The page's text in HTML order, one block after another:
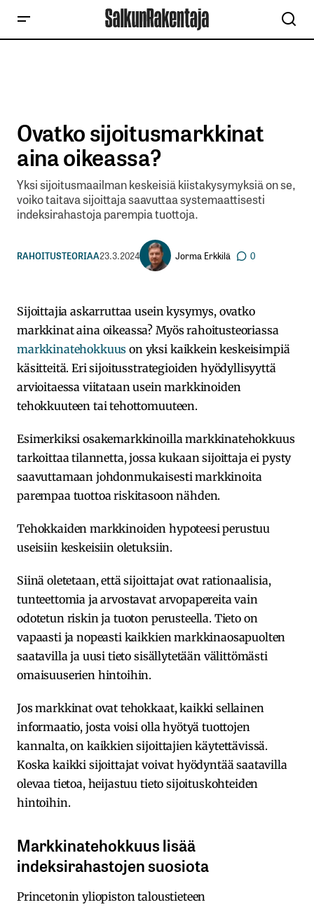
Ovatko sijoitusmarkkinat
aina oikeassa?
Yksi sijoitusmaailman keskeisiä kiistakysymyksiä on se,
voiko taitava sijoittaja saavuttaa systemaattisesti
indeksirahastoja parempia tuottoja.
RAHOITUSTEORIAA23.3.2024 Jorma Erkkilä 0
Sijoittajia askarruttaa usein kysymys, ovatko
markkinat aina oikeassa? Myös rahoitusteoriassa
markkinatehokkuus on yksi kaikkein keskeisimpiä
käsitteitä. Eri sijoitusstrategioiden hyödyllisyyttä
arvioitaessa viitataan usein markkinoiden
tehokkuuteen tai tehottomuuteen.
Esimerkiksi osakemarkkinoilla markkinatehokkuus
tarkoittaa tilannetta, jossa kukaan sijoittaja ei pysty
saavuttamaan johdonmukaisesti markkinoita
parempaa tuottoa riskitasoon nähden.
Tehokkaiden markkinoiden hypoteesi perustuu
useisiin keskeisiin oletuksiin.
Siinä oletetaan, että sijoittajat ovat rationaalisia,
tunteettomia ja arvostavat arvopapereita vain
odotetun riskin ja tuoton perusteella. Tieto on
vapaasti ja nopeasti kaikkien markkinaosapuolten
saatavilla ja uusi tieto sisällytetään välittömästi
omaisuuserien hintoihin.
Jos markkinat ovat tehokkaat, kaikki sellainen
informaatio, josta voisi olla hyötyä tuottojen
kannalta, on kaikkien sijoittajien käytettävissä.
Koska kaikki sijoittajat voivat hyödyntää saatavilla
olevaa tietoa, heijastuu tieto sijoituskohteiden
hintoihin.
Markkinatehokkuus lisää
indeksirahastojen suosiota
Princetonin yliopiston taloustieteen